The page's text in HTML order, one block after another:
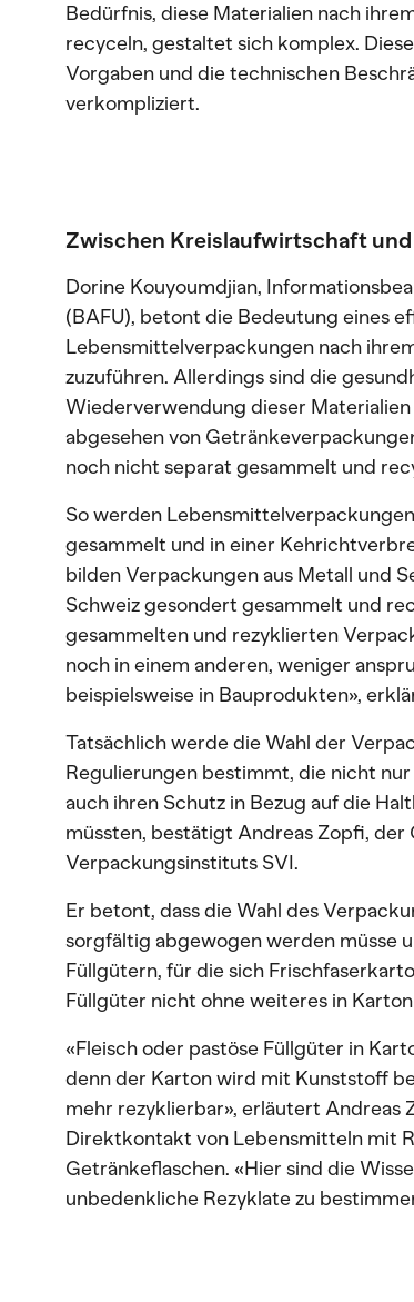
Bedürfnis, diese Materialien nach
recyceln, gestaltet sich komplex.
Vorgaben und die technischen
verkompliziert.
Zwischen Kreislaufwirtschaft
Dorine Kouyoumdjian,
(BAFU), betont die Bedeutung eines
Lebensmittelverpackungen nach
zuzuführen. Allerdings sind die
Wiederverwendung dieser
abgesehen von
noch nicht separat gesammelt und
So werden
gesammelt und in einer
bilden Verpackungen aus Metall und
Schweiz gesondert gesammelt und
gesammelten und rezyklierten
noch in einem anderen, weniger
beispielsweise in Bauprodukten»,
Tatsächlich werde die Wahl der
Regulierungen bestimmt, die nicht
auch ihren Schutz in Bezug auf die
müssten, bestätigt Andreas Zopfi,
Verpackungsinstituts SVI.
Er betont, dass die Wahl des
sorgfältig abgewogen werden müsse
Füllgütern, für die sich
Füllgüter nicht ohne weiteres in
«Fleisch oder pastöse Füllgüter in
denn der Karton wird mit Kunststoff
mehr rezyklierbar», erläutert Andreas
Direktkontakt von Lebensmitteln mit
Getränkeflaschen. «Hier sind die
unbedenkliche Rezyklate zu